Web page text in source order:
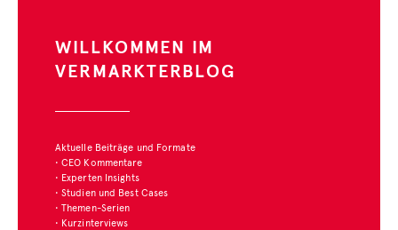
WILLKOMMEN IM
VERMARKTERBLOG
Aktuelle Beiträge und Formate
• CEO Kommentare
• Experten Insights
• Studien und Best Cases
• Themen-Serien
• Kurzinterviews